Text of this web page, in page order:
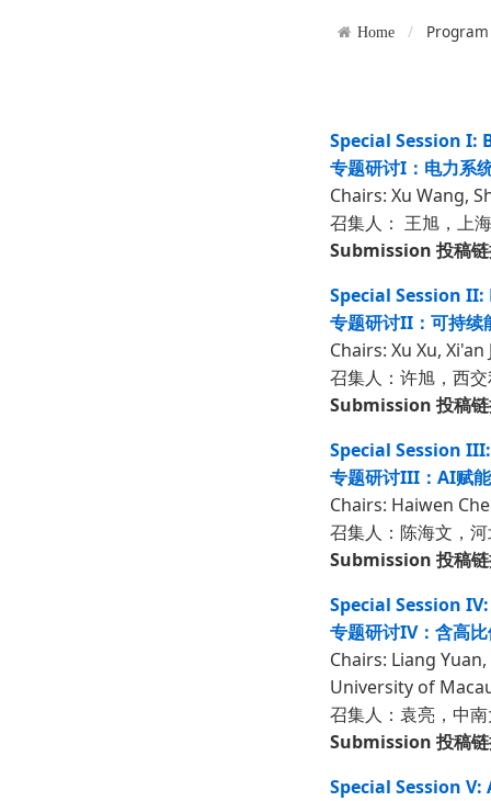
Home Program
Special Session
专题研讨I：电力系
Chairs: Xu Wang,
召集人： 王旭，上
Submission 投稿
Special Session
专题研讨II：可持续
Chairs: Xu Xu,
召集人：许旭，西
Submission 投稿
Special Session
专题研讨III：AI赋
Chairs: Haiwen
召集人：陈海文，
Submission 投稿
Special Session
专题研讨IV：含高
Chairs: Liang
University of
召集人：袁亮，中
Submission 投稿
Special Session